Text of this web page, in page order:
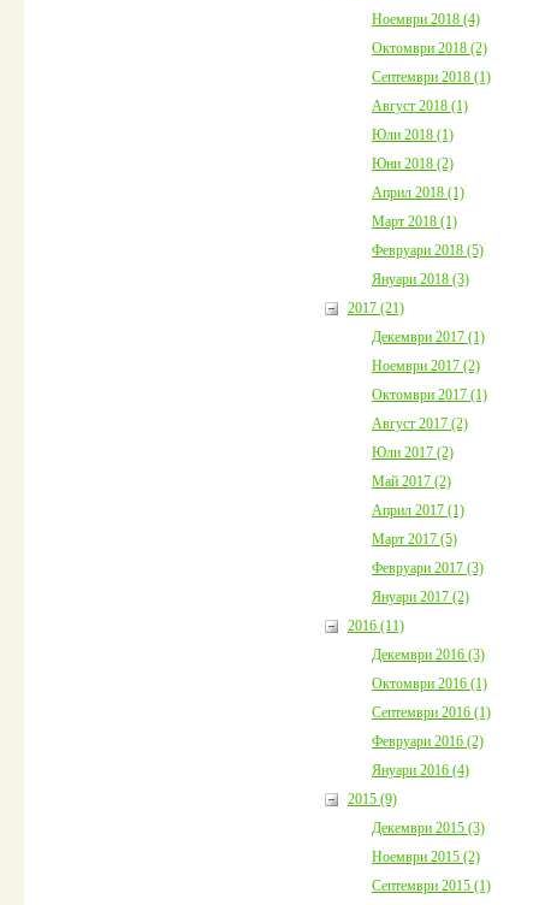
Ноември 2018 (4)
Октомври 2018 (2)
Септември 2018 (1)
Август 2018 (1)
Юли 2018 (1)
Юни 2018 (2)
Април 2018 (1)
Март 2018 (1)
Февруари 2018 (5)
Януари 2018 (3)
2017 (21)
Декември 2017 (1)
Ноември 2017 (2)
Октомври 2017 (1)
Август 2017 (2)
Юли 2017 (2)
Май 2017 (2)
Април 2017 (1)
Март 2017 (5)
Февруари 2017 (3)
Януари 2017 (2)
2016 (11)
Декември 2016 (3)
Октомври 2016 (1)
Септември 2016 (1)
Февруари 2016 (2)
Януари 2016 (4)
2015 (9)
Декември 2015 (3)
Ноември 2015 (2)
Септември 2015 (1)